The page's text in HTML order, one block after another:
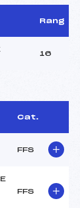
Rang
16
Cat.
FFS
FFS